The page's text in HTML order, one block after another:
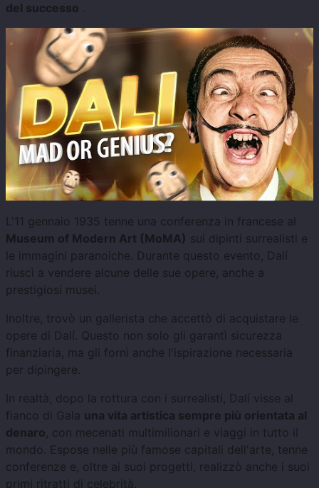
del successo .
L'11 gennaio 1935 tenne una conferenza in francese al
Museum of Modern Art (MoMA) sui dipinti surrealisti e
le immagini paranoiche. Durante questo evento, Dalí
riuscì a vendere alcune delle sue opere, anche a
prestigiosi musei.
Inoltre, trovò un gallerista che accettò di acquistare le
opere di Dalí. Questo non solo gli garantì sicurezza
finanziaria, ma gli fornì anche l'ispirazione necessaria
per dipingere.
In realtà, dopo la rottura con i surrealisti, Dalí visse al
fianco di Gala una vita artistica sempre più orientata al
denaro , con mecenati multimilionari e viaggi in tutto il
mondo. Espose nelle più famose capitali dell'arte, tenne
conferenze e, oltre ai suoi progetti, realizzò anche i suoi
primi ritratti di celebrità.